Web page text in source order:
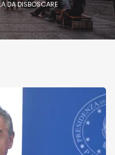
DA DISBOSCARE